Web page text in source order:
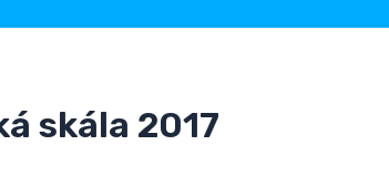
skála 2017